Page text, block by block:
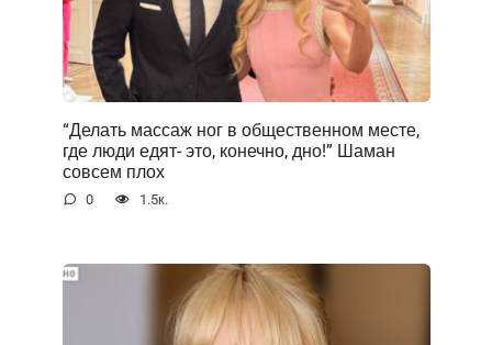
“Делать массаж ног в общественном месте,
где люди едят- это, конечно, дно!” Шаман
совсем плох
0 1.5к.